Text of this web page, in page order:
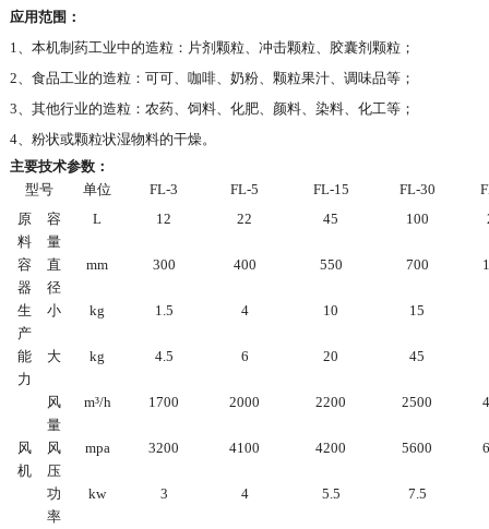
应用范围：
1、本机制药工业中的造粒：片剂颗粒、冲击颗粒、胶囊剂颗粒；
2、食品工业的造粒：可可、咖啡、奶粉、颗粒果汁、调味品等；
3、其他行业的造粒：农药、饲料、化肥、颜料、染料、化工等；
4、粉状或颗粒状湿物料的干燥。
主要技术参数：
型号
单位 FL-3 FL-5 FL-15 FL-30
原
料
容
器
容
量
L 12 22 45 100
直
径
mm 300 400 550 700
生
产
能
力
小 kg 1.5 4 10 15
大 kg 4.5 6 20 45
风
机
风
量
m³/h 1700 2000 2200 2500
风
压
mpa 3200 4100 4200 5600
功
率
kw 3 4 5.5 7.5